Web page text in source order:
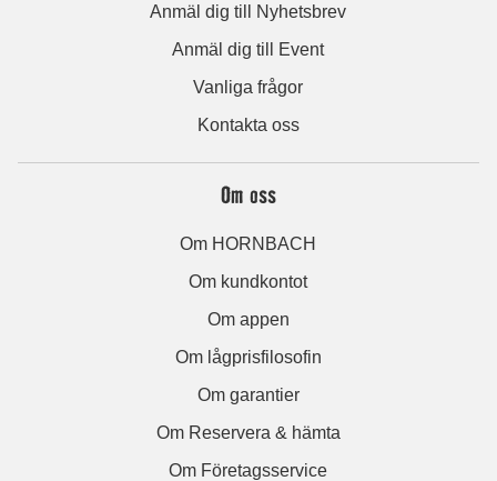
Anmäl dig till Nyhetsbrev
Anmäl dig till Event
Vanliga frågor
Kontakta oss
Om oss
Om HORNBACH
Om kundkontot
Om appen
Om lågprisfilosofin
Om garantier
Om Reservera & hämta
Om Företagsservice